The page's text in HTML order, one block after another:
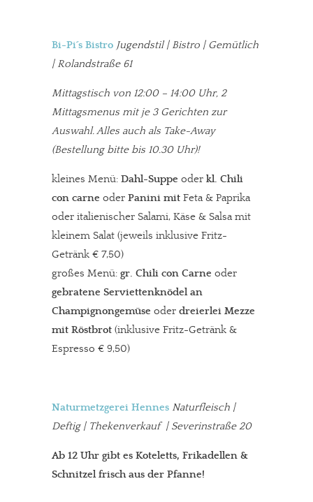
Bi-Pi´s Bistro Jugendstil | Bistro | Gemütlich
| Rolandstraße 61
Mittagstisch von 12:00 – 14:00 Uhr, 2
Mittagsmenus mit je 3 Gerichten zur
Auswahl.Alles auch als Take-Away
(Bestellung bitte bis 10.30 Uhr)!
kleines Menü: Dahl-Suppe oder kl. Chili
con carne oder Panini mit Feta & Paprika
oder italienischer Salami, Käse & Salsa mit
kleinem Salat (jeweils inklusive Fritz-
Getränk € 7,50)
großes Menü: gr. Chili con Carne oder
gebratene Serviettenknödel an
Champignongemüse oder dreierlei Mezze
mit Röstbrot (inklusive Fritz-Getränk &
Espresso € 9,50)
Naturmetzgerei Hennes Naturfleisch |
Deftig | Thekenverkauf | Severinstraße 20
Ab 12 Uhr gibt es Koteletts, Frikadellen &
Schnitzel frisch aus der Pfanne!